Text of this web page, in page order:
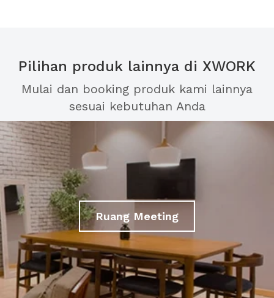
Pilihan produk lainnya di XWORK
Mulai dan booking produk kami lainnya
sesuai kebutuhan Anda
Ruang Meeting